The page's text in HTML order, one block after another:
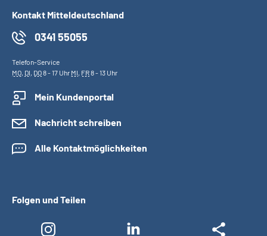
Kontakt Mitteldeutschland
0341 55055
Telefon-Service
MO, DI, DO8 - 17 Uhr MI, FR8 - 13 Uhr
Mein Kundenportal
Nachricht schreiben
Alle Kontaktmöglichkeiten
Folgen und Teilen